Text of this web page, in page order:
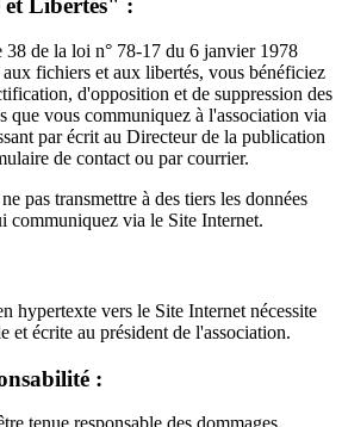
Libertés" :
de la loi n° 78-17 du 6 janvier 1978
fichiers et aux libertés, vous bénéficiez
d'opposition et de suppression des
que vous communiquez à l'association via
par écrit au Directeur de la publication
de contact ou par courrier.
pas transmettre à des tiers les données
communiquez via le Site Internet.
hypertexte vers le Site Internet nécessite
et écrite au président de l'association.
: